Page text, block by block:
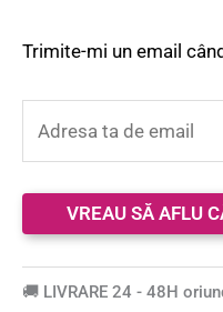
Trimite-mi un email
🚚 LIVRARE 24 - 48H